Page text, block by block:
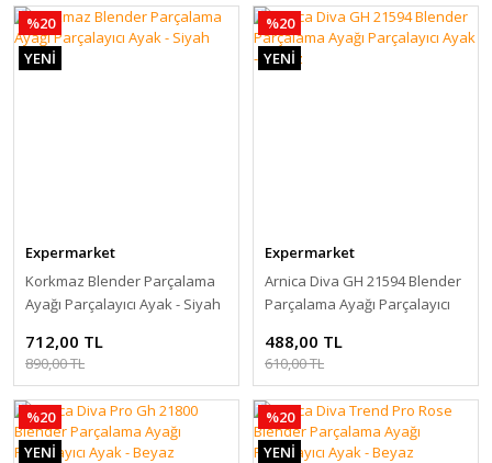
%20
YENİ
Expermarket
Korkmaz Blender Parçalama
Ayağı Parçalayıcı Ayak - Siyah
712,00 TL
890,00 TL
%20
YENİ
Expermarket
Arnica Diva GH 21594 Blender
Parçalama Ayağı Parçalayıcı
488,00 TL
610,00 TL
%20
YENİ
%20
YENİ